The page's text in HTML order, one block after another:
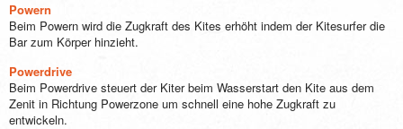
Powern
Beim Powern wird die Zugkraft des Kites erhöht indem der Kitesurfer die
Bar zum Körper hinzieht.
Powerdrive
Beim Powerdrive steuert der Kiter beim Wasserstart den Kite aus dem
Zenit in Richtung Powerzone um schnell eine hohe Zugkraft zu
entwickeln.